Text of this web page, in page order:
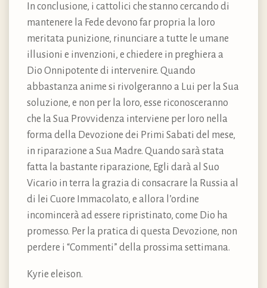
In conclusione, i cattolici che stanno cercando di
mantenere la Fede devono far propria la loro
meritata punizione, rinunciare a tutte le umane
illusioni e invenzioni, e chiedere in preghiera a
Dio Onnipotente di intervenire. Quando
abbastanza anime si rivolgeranno a Lui per la Sua
soluzione, e non per la loro, esse riconosceranno
che la Sua Provvidenza interviene per loro nella
forma della Devozione dei Primi Sabati del mese,
in riparazione a Sua Madre. Quando sarà stata
fatta la bastante riparazione, Egli darà al Suo
Vicario in terra la grazia di consacrare la Russia al
di lei Cuore Immacolato, e allora l’ordine
incomincerà ad essere ripristinato, come Dio ha
promesso. Per la pratica di questa Devozione, non
perdere i “Commenti” della prossima settimana.
Kyrie eleison.